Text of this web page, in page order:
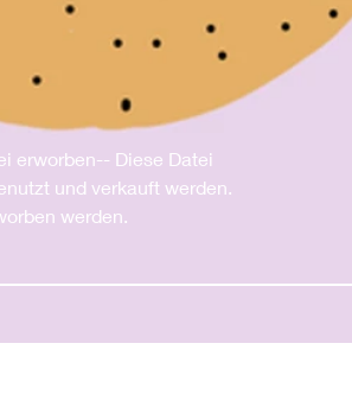
erworben-- Diese Datei
und verkauft werden.
werden.